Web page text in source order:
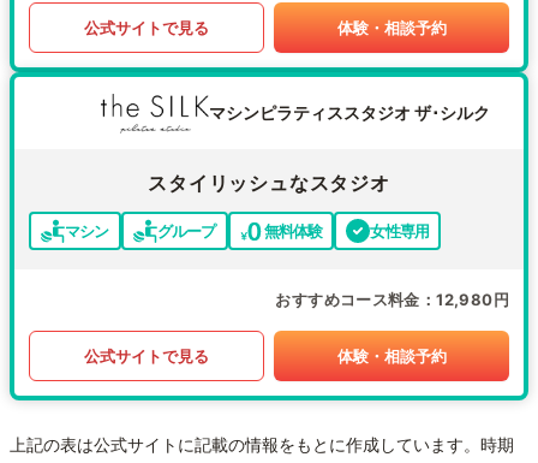
公式サイトで見る 体験・相談予約
マシンピラティススタジオ ザ･シルク
スタイリッシュなスタジオ
マシン グループ 無料体験 女性専用
おすすめコース料金 12,980円
公式サイトで見る 体験・相談予約
上記の表は公式サイトに記載の情報をもとに作成しています。時期